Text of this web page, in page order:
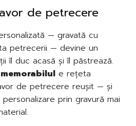
de petrecere
— gravată cu
petrecerii — devine un
îl duc acasă și îl păstrează.
e rețeta
de petrecere reușit — și
prin gravură mai